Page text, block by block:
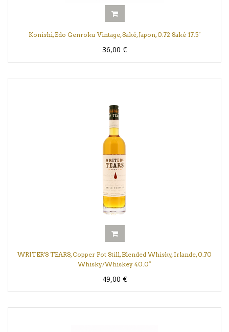
Konishi, Edo Genroku Vintage, Saké, Japon, 0.72 Saké 17.5°
36,00 €
WRITER'S TEARS, Copper Pot Still, Blended Whisky, Irlande, 0.70
Whisky/Whiskey 40.0°
49,00 €